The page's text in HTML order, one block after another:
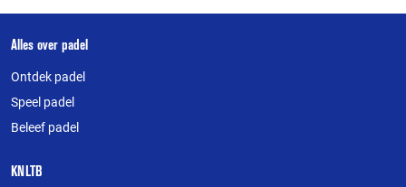
Over
deze
website
Alles over padel
Ontdek padel
Speel padel
Beleef padel
KNLTB